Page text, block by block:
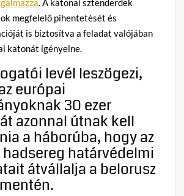
. A katonai sztenderdek
megfelelő pihentetését és
is biztosítva a feladat valójában
katonát igényelne.
levél leszögezi,
európai
30 ezer
azonnal útnak kell
a háborúba, hogy az
határvédelmi
átvállalja a belorusz